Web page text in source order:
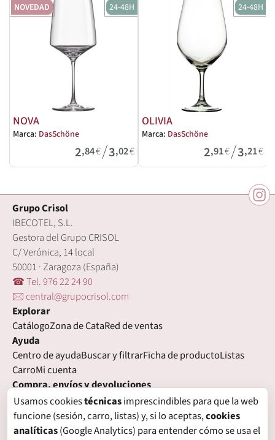
NOVEDAD 24-48H
NOVA
Marca: DasSchöne
2,84€/3,02€
24-48H
OLIVIA
Marca: DasSchöne
2,91€/3,21€
Grupo Crisol
IBECOTEL, S.L.
Gestora del Grupo CRISOL
C/ Verónica, 14 local
50001 · Zaragoza (España)
☎ Tel. 976 22 24 90
🖂 central@grupocrisol.com
Explorar
CatálogoZona de CataRed de ventas
Ayuda
Centro de ayudaBuscar y filtrarFicha de productoListas
CarroMi cuenta
Compra, envíos y devoluciones
Condiciones de compraFormas de pagoGastos de envío
Plazos de entregaDevolucionesGarantía
Legal
Usamos cookiestécnicasimprescindibles para que la web
funcione (sesión, carro, listas) y, si lo aceptas,cookies
analíticas(Google Analytics) para entender cómo se usa el